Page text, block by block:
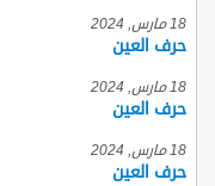
18 مارس, 2024
حرف العين
18 مارس, 2024
حرف العين
18 مارس, 2024
حرف العين